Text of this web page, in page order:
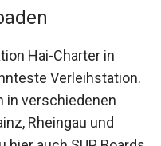
Hai-Charter in
Verleihstation.
in verschiedenen
Rheingau und